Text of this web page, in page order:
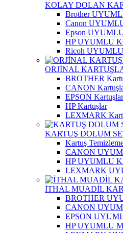
KOLAY DOLAN
Brother
Canon
Epson
HP UYUMLU
Ricoh
ORJİNAL
BROTHER
CANON
EPSON Kartuşlar
HP Kartuşlar
LEXMARK
KARTUŞ DOLUM
Kartuş
CANON
HP UYUMLU
LEXMARK
İTHAL MUADİL
BROTHER
CANON
EPSON
HP UYUMLU